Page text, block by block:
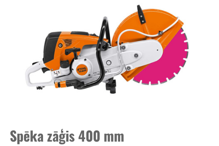
Spēka zāģis 400 mm